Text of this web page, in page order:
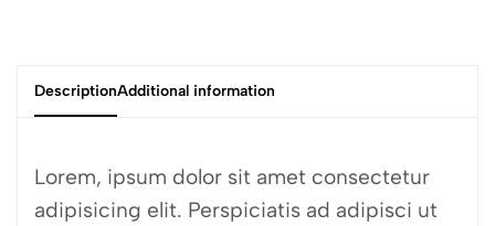
DescriptionAdditional information
Lorem, ipsum dolor sit amet consectetur
adipisicing elit. Perspiciatis ad adipisci ut